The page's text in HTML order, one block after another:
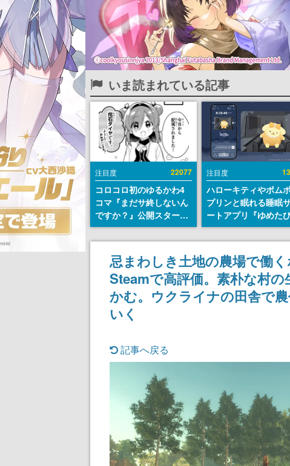
いま読まれている記事
注目度 22077
コロコロ初のゆるかわ4
コマ『まだサ終しないん
ですか？』公開スター
ト。主人公は新入社員の
侘石ダイヤ、ゲーム会社
を舞台にトラブルへ対応
する社員たちを描く
注目度
ハローキティやポム
プリンと眠れる睡眠
ートアプリ『ゆめた
が配信中。キャラご
ASMRや目覚ましア
ムも搭載
忌まわしき土地の農場で働
Steamで高評価。素朴な村
かむ。ウクライナの田舎で
いく
記事へ戻る